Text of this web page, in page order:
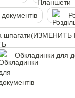
Обкладинки для